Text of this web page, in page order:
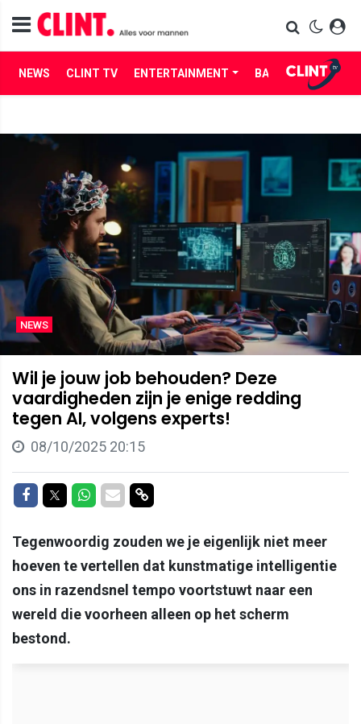
NEWS CLINT TV ENTERTAINMENT BABES LIFE
NEWS
Wil je jouw job behouden? Deze
vaardigheden zijn je enige redding
tegen AI, volgens experts!
08/10/2025 20:15
Delen op Facebook
Delen op Twitter
Delen op Whatsapp
Delen via Mail
Delen via link
Tegenwoordig zouden we je eigenlijk niet meer
hoeven te vertellen dat kunstmatige intelligentie
ons in razendsnel tempo voortstuwt naar een
wereld die voorheen alleen op het scherm
bestond.